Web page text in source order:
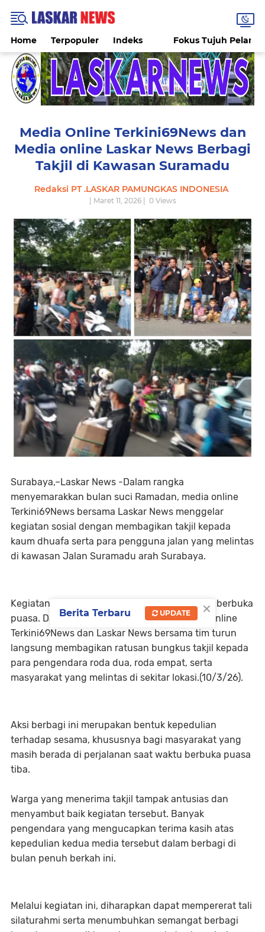
Home Terpopuler Indeks Fokus Tujuh
Media Online Terkini69News dan
Media online Laskar News Berbagi
Takjil di Kawasan Suramadu
Redaksi PT .LASKAR PAMUNGKAS INDONESIA
| Maret 11, 2026 | 0Views
Surabaya,–Laskar News -Dalam rangka
menyemarakkan bulan suci Ramadan, media online
Terkini69News bersama Laskar News menggelar
kegiatan sosial dengan membagikan takjil kepada
kaum dhuafa serta para pengguna jalan yang melintas
di kawasan Jalan Suramadu arah Surabaya.
Kegiatan tersebut dilakukan menjelang waktu berbuka
puasa. Dalam aksi sosial itu, pimpinan media online
Terkini69News dan Laskar News bersama tim turun
langsung membagikan ratusan bungkus takjil kepada
para pengendara roda dua, roda empat, serta
masyarakat yang melintas di sekitar lokasi.(10/3/26).
Aksi berbagi ini merupakan bentuk kepedulian
terhadap sesama, khususnya bagi masyarakat yang
masih berada di perjalanan saat waktu berbuka puasa
tiba.
Warga yang menerima takjil tampak antusias dan
menyambut baik kegiatan tersebut. Banyak
pengendara yang mengucapkan terima kasih atas
kepedulian kedua media tersebut dalam berbagi di
bulan penuh berkah ini.
Melalui kegiatan ini, diharapkan dapat mempererat tali
silaturahmi serta menumbuhkan semangat berbagi
×
Berita Terbaru UPDATE